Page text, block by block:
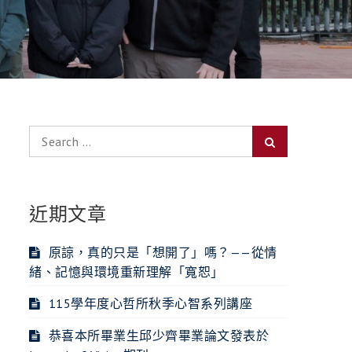
Search
for:
近期文章
原諒，真的只是「想開了」嗎？——從情
緒、記憶與環境重新理解「寬恕」
115學年度心哲所秋季心智系列講座
恭喜本所畢業生邱少齊畢業論文發表於